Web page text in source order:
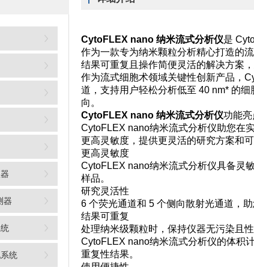
器
统
CytoFLEX nano 纳米流式分析仪是
作为一款专为纳米颗粒分析精心打造的
结果可重复且操作简便灵活的解决方案
作为流式细胞术领域关键性创新产品，
道，支持用户轻松分析低至 40 nm* 的
向。
CytoFLEX nano 纳米流式分析仪功能亮
CytoFLEX nano纳米流式分析仪助您在
更高灵敏度，提供更灵活的研究方案和可
更高灵敏度
CytoFLEX nano纳米流式分析仪具备灵
样品。
研究灵活性
6 个荧光通道和 5 个侧向散射光通道，
结果可重复
处理纳米级颗粒时，保持仪器无污染且
CytoFLEX nano纳米流式分析仪的体积
重复性结果。